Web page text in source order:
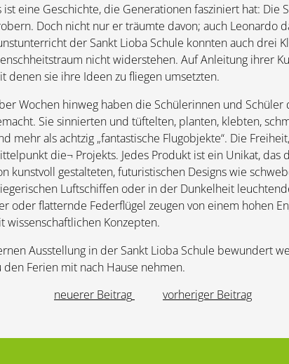
ist eine Geschichte, die Generationen fasziniert hat: Die
Doch nicht nur er träumte davon; auch Leonardo
der Sankt Lioba Schule konnten auch drei
nicht widerstehen. Auf Anleitung ihrer
denen sie ihre Ideen zu fliegen umsetzten.
Wochen hinweg haben die Schülerinnen und
Sie sinnierten und tüftelten, planten, klebten,
mehr als achtzig „fantastische Flugobjekte“. Die
die¬ Projekts. Jedes Produkt ist ein Unikat,
kunstvoll gestalteten, futuristischen Designs wie
Luftschiffen oder in der Dunkelheit
oder flatternde Federflügel zeugen von einem hohen
wissenschaftlichen Konzepten.
Ausstellung in der Sankt Lioba Schule bewundert
Ferien mit nach Hause nehmen.
neuerer Beitrag
vorheriger Beitrag